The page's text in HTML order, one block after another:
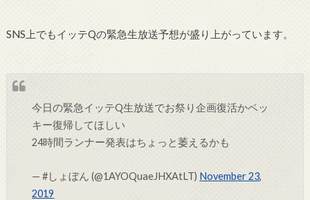
SNS上でもイッテQの緊急生放送予想が盛り上がっています。
今日の緊急イッテQ生放送でお祭り企画復活かベッ
キー復帰してほしい
24時間ランナー発表はちょっと萎えるかも
— #しょぼん (@1AYOQuaeJHXAtLT) November 23,
2019